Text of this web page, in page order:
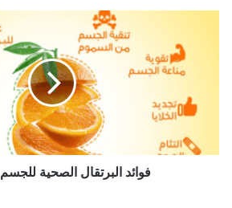
فوائد البرتقال الصحية